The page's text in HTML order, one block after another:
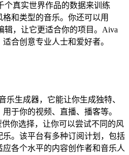
个真实世界作品的数据来训练
和类型的音乐。你还可以用
辑，让它更适合你的项目。Aiva
合创意专业人士和爱好者。
乐生成器，它能让你生成独特、
于你的视频、直播、播客等。
供你选择，让你可以尝试不同的风
。该平台有多种订阅计划，包括
各个水平的内容创作者和音乐人